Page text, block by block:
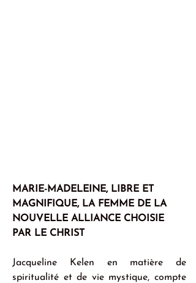
MARIE-MADELEINE, LIBRE ET
MAGNIFIQUE, LA FEMME DE LA
NOUVELLE ALLIANCE CHOISIE
PAR LE CHRIST
Jacqueline Kelen en matière de
spiritualité et de vie mystique, compte